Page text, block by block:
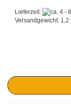
Lieferzeit:
Versandgewicht: 1,2